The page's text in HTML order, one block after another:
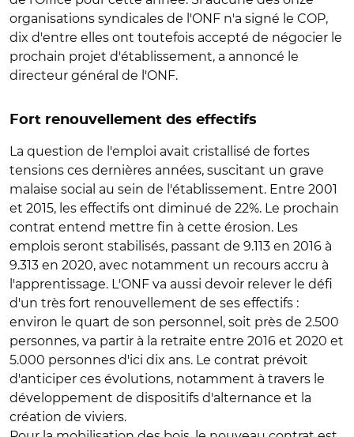
organisations syndicales de l'ONF n'a signé le COP,
dix d'entre elles ont toutefois accepté de négocier le
prochain projet d'établissement, a annoncé le
directeur général de l'ONF.
Fort renouvellement des effectifs
La question de l'emploi avait cristallisé de fortes
tensions ces dernières années, suscitant un grave
malaise social au sein de l'établissement. Entre 2001
et 2015, les effectifs ont diminué de 22%. Le prochain
contrat entend mettre fin à cette érosion. Les
emplois seront stabilisés, passant de 9.113 en 2016 à
9.313 en 2020, avec notamment un recours accru à
l'apprentissage. L'ONF va aussi devoir relever le défi
d'un très fort renouvellement de ses effectifs :
environ le quart de son personnel, soit près de 2.500
personnes, va partir à la retraite entre 2016 et 2020 et
5.000 personnes d'ici dix ans. Le contrat prévoit
d'anticiper ces évolutions, notamment à travers le
développement de dispositifs d'alternance et la
création de viviers.